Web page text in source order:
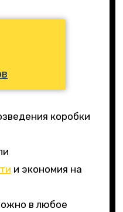
коробки
и экономия на
в любое